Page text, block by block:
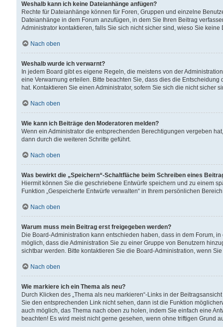
Weshalb kann ich keine Dateianhänge anfügen?
Rechte für Dateianhänge können für Foren, Gruppen und einzelne
Dateianhänge in dem Forum anzufügen, in dem Sie Ihren Beitrag
Administrator kontaktieren, falls Sie sich nicht sicher sind, wieso Sie
Nach oben
Weshalb wurde ich verwarnt?
In jedem Board gibt es eigene Regeln, die meistens von der
eine Verwarnung erteilen. Bitte beachten Sie, dass dies die
hat. Kontaktieren Sie einen Administrator, sofern Sie sich die nicht sicher
Nach oben
Wie kann ich Beiträge den Moderatoren melden?
Wenn ein Administrator die entsprechenden Berechtigungen vergeben
dann durch die weiteren Schritte geführt.
Nach oben
Was bewirkt die „Speichern“-Schaltfläche beim Schreiben eines
Hiermit können Sie die geschriebene Entwürfe speichern und zu einem
Funktion „Gespeicherte Entwürfe verwalten“ in Ihrem persönlichen
Nach oben
Warum muss mein Beitrag erst freigegeben werden?
Die Board-Administration kann entschieden haben, dass in dem Forum,
möglich, dass die Administration Sie zu einer Gruppe von Benutzern
sichtbar werden. Bitte kontaktieren Sie die Board-Administration, wenn
Nach oben
Wie markiere ich ein Thema als neu?
Durch Klicken des „Thema als neu markieren“-Links in der
Sie den entsprechenden Link nicht sehen, dann ist die Funktion
auch möglich, das Thema nach oben zu holen, indem Sie einfach eine
beachten! Es wird meist nicht gerne gesehen, wenn ohne triftigen Grund